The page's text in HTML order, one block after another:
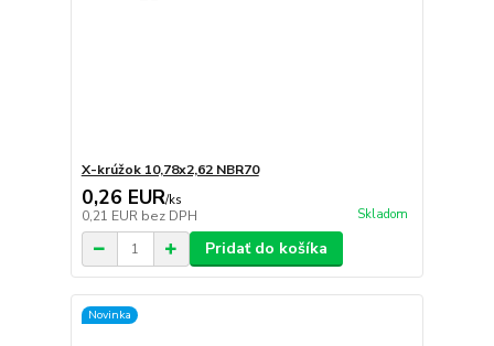
X-krúžok 10,78x2,62 NBR70
0,26 EUR/ks
0,21 EUR bez DPH Skladom
Pridať do košíka
Novinka